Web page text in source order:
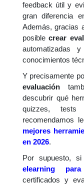
feedback útil y
gran diferencia
Además, gracias
posiblecrear
automatizadas
conocimientos
Y precisamente
evaluación
descubrir qué
quizzes,
recomendamos
mejores
en 2026.
Por supuesto,
elearning
certificados y